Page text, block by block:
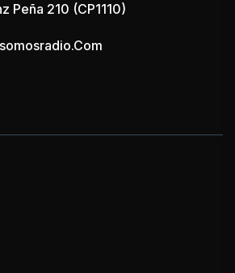
Peña 210 (CP1110)